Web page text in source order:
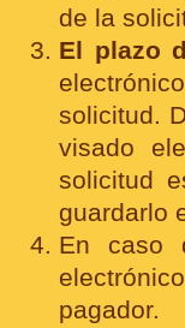
de la
El plazo
solicitud.
visado
solicitud
guardarlo
En caso
pagador.